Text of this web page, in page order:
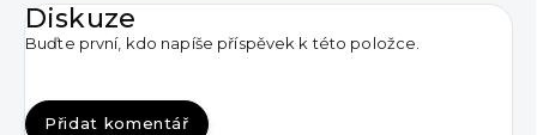
Diskuze
Buďte první, kdo napíše příspěvek k této položce.
Přidat komentář